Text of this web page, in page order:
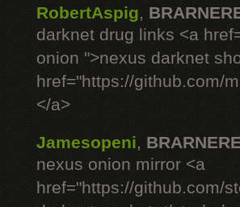
RobertAspig,
darknet drug links <a
onion ">nexus darknet
href="https://github.com/
</a>
Jamesopeni,
nexus onion mirror <a
href="https://github.com/